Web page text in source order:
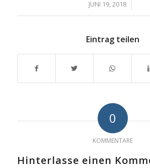
JUNI 19, 2018
/
Eintrag teilen
0
KOMMENTARE
Hinterlasse einen